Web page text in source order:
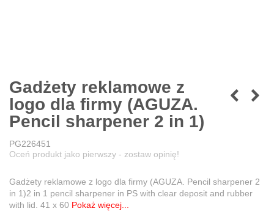
Gadżety reklamowe z
logo dla firmy (AGUZA.
Pencil sharpener 2 in 1)
PG226451
Oceń produkt jako pierwszy - zostaw opinię!
Gadżety reklamowe z logo dla firmy (AGUZA. Pencil sharpener 2
in 1)2 in 1 pencil sharpener in PS with clear deposit and rubber
with lid. 41 x 60 Pokaż więcej...